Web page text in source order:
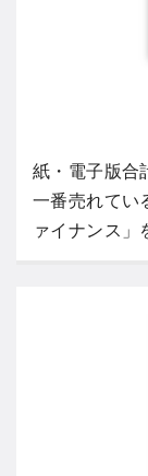
紙・電子版合
一番売れてい
ァイナンス